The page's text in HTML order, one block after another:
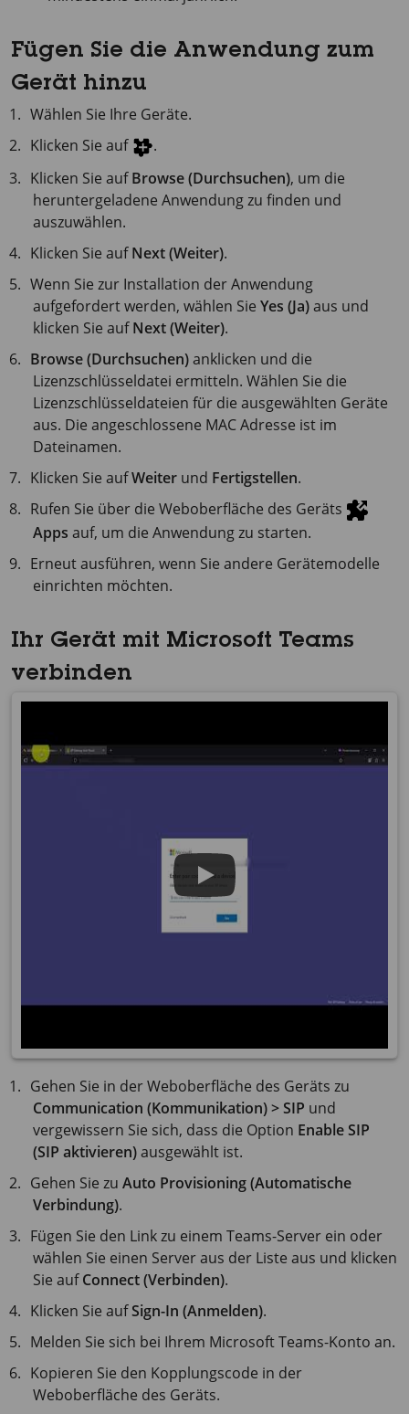
Fügen Sie die Anwendung zum
Gerät hinzu
Wählen Sie Ihre Geräte.
Klicken Sie auf
.
Klicken Sie aufBrowse (Durchsuchen), um die
heruntergeladene Anwendung zu finden und
auszuwählen.
Klicken Sie aufNext (Weiter).
Wenn Sie zur Installation der Anwendung
aufgefordert werden, wählen Sie Yes (Ja)aus und
klicken Sie aufNext (Weiter).
Browse (Durchsuchen)anklicken und die
Lizenzschlüsseldatei ermitteln. Wählen Sie die
Lizenzschlüsseldateien für die ausgewählten Geräte
aus. Die angeschlossene MAC Adresse ist im
Dateinamen.
Klicken Sie aufWeiter und Fertigstellen.
Rufen Sie über die Weboberfläche des Geräts
Apps auf, um die Anwendung zu starten.
Erneut ausführen, wenn Sie andere Gerätemodelle
einrichten möchten.
Ihr Gerät mit Microsoft Teams
verbinden
Gehen Sie in der Weboberfläche des Geräts zu
Communication (Kommunikation) > SIP und
vergewissern Sie sich, dass die Option Enable SIP
(SIP aktivieren)ausgewählt ist.
Gehen Sie zuAuto Provisioning (Automatische
Verbindung).
Fügen Sie den Link zu einem Teams-Server ein oder
wählen Sie einen Server aus der Liste aus und klicken
Sie aufConnect (Verbinden).
Klicken Sie aufSign-In (Anmelden).
Melden Sie sich bei Ihrem Microsoft Teams-Konto an.
Kopieren Sie den Kopplungscode in der
Weboberfläche des Geräts.